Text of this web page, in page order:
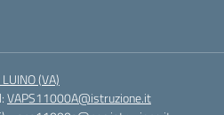
(VA)
VAPS11000A@istruzione.it